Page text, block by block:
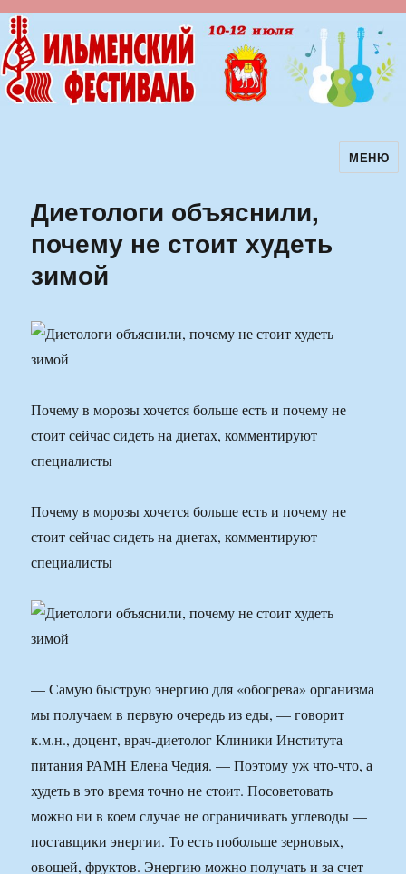
Ильменский фестиваль авторскойМЕНЮ
Диетологи объяснили,
почему не стоит худеть
зимой
Почему в морозы хочется больше есть и почему не
стоит сейчас сидеть на диетах, комментируют
специалисты
Почему в морозы хочется больше есть и почему не
стоит сейчас сидеть на диетах, комментируют
специалисты
— Самую быструю энергию для «обогрева» организма
мы получаем в первую очередь из еды, — говорит
к.м.н., доцент, врач-диетолог Клиники Института
питания РАМН Елена Чедия. — Поэтому уж что-что, а
худеть в это время точно не стоит. Посоветовать
можно ни в коем случае не ограничивать углеводы —
поставщики энергии. То есть побольше зерновых,
овощей, фруктов. Энергию можно получать и за счет